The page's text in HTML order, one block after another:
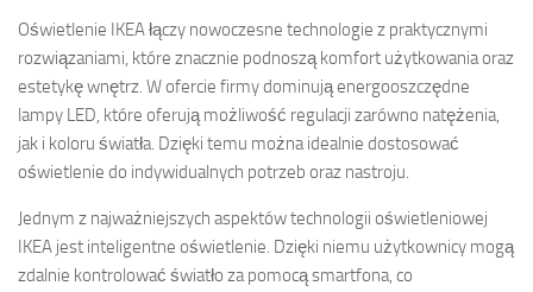
Oświetlenie IKEA łączy nowoczesne technologie z praktycznymi
rozwiązaniami, które znacznie podnoszą komfort użytkowania oraz
estetykę wnętrz. W ofercie firmy dominują energooszczędne
lampy LED, które oferują możliwość regulacji zarówno natężenia,
jak i koloru światła. Dzięki temu można idealnie dostosować
oświetlenie do indywidualnych potrzeb oraz nastroju.
Jednym z najważniejszych aspektów technologii oświetleniowej
IKEA jest inteligentne oświetlenie. Dzięki niemu użytkownicy mogą
zdalnie kontrolować światło za pomocą smartfona, co